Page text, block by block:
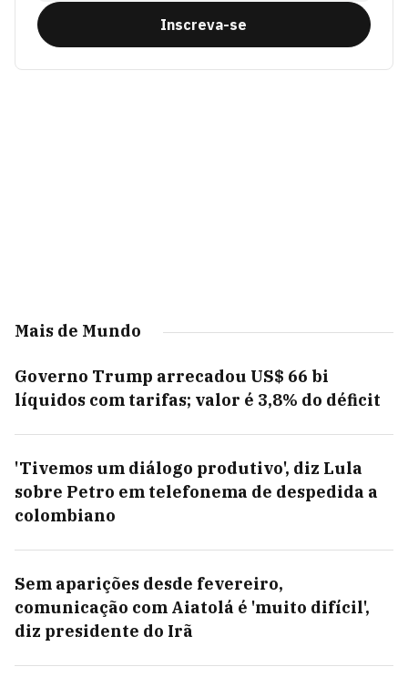
Inscreva-se
Mais de Mundo
Governo Trump arrecadou US$ 66 bi
líquidos com tarifas; valor é 3,8% do déficit
'Tivemos um diálogo produtivo', diz Lula
sobre Petro em telefonema de despedida a
colombiano
Sem aparições desde fevereiro,
comunicação com Aiatolá é 'muito difícil',
diz presidente do Irã